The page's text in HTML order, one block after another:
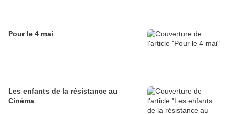
Pour le 4 mai
Les enfants de la résistance au
Cinéma